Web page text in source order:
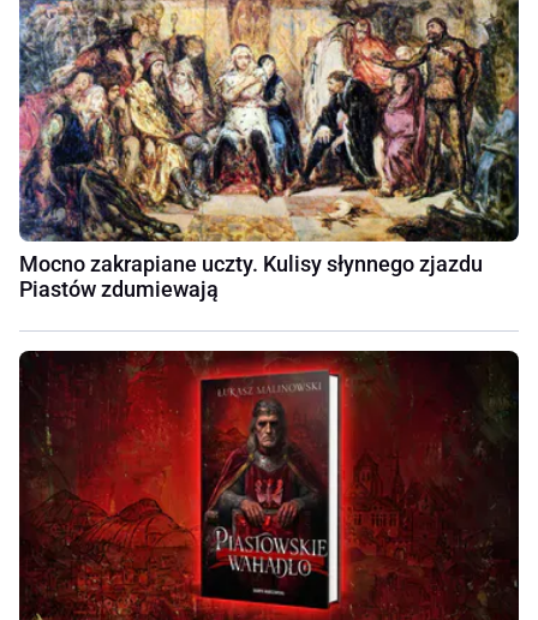
Mocno zakrapiane uczty. Kulisy słynnego zjazdu
Piastów zdumiewają